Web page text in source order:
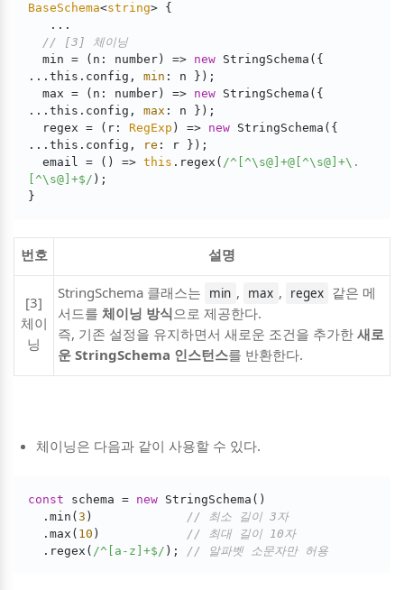
BaseSchema<string> {
// [3] 체이닝
  min =
( n: number ) => new StringSchema({
...this.config, min : n });
  max =
( n: number ) => new StringSchema({
...this.config, max : n });
  regex =
( r: RegExp ) => new StringSchema({
...this.config,
re : r });
  email =
() => this .regex( /^[^\s@]+@[^\s@]+\.
[^\s@]+$/ );
번호 설명
[3]
체이
닝
StringSchema 클래스는 min , max , regex 같은 메
서드를 체이닝 방식으로 제공한다.
즉, 기존 설정을 유지하면서 새로운 조건을 추가한 새로
운 StringSchema 인스턴스를 반환한다.
체이닝은 다음과 같이 사용할 수 있다.
const schema = new StringSchema()
  .min(
3 ) // 최소 길이 3자
  .max(
10 ) // 최대 길이 10자
  .regex(
/^[a-z]+$/ ); // 알파벳 소문자만 허용